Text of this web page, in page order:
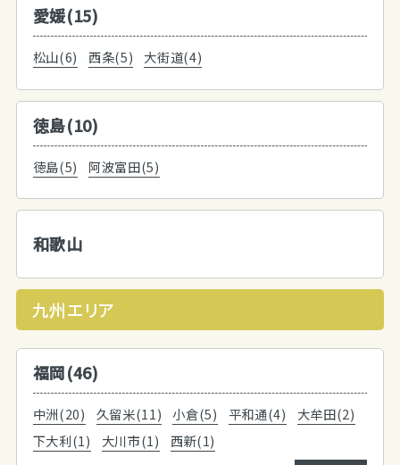
愛媛(15)
松山(6) 西条(5) 大街道(4)
徳島(10)
徳島(5) 阿波富田(5)
和歌山
九州エリア
福岡(46)
中洲(20) 久留米(11) 小倉(5) 平和通(4)
大牟田(2)
下大利(1)
大川市(1)
西新(1)